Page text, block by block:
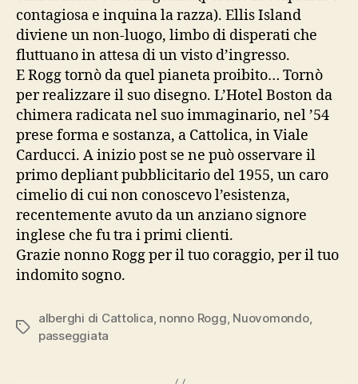
contagiosa e inquina la razza). Ellis Island
diviene un non-luogo, limbo di disperati che
fluttuano in attesa di un visto d’ingresso.
E Rogg tornò da quel pianeta proibito… Tornò
per realizzare il suo disegno. L’Hotel Boston da
chimera radicata nel suo immaginario, nel ’54
prese forma e sostanza, a Cattolica, in Viale
Carducci. A inizio post se ne può osservare il
primo depliant pubblicitario del 1955, un caro
cimelio di cui non conoscevo l’esistenza,
recentemente avuto da un anziano signore
inglese che fu tra i primi clienti.
Grazie nonno Rogg per il tuo coraggio, per il tuo
indomito sogno.
Tag
alberghi di Cattolica nonno Rogg Nuovomondo,
passeggiata